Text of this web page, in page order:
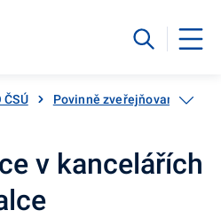
ČSÚ Povinně zveřejňované
v kancelářích